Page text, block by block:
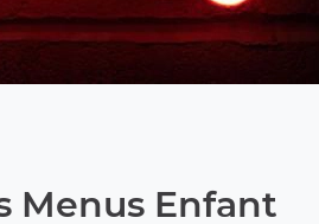
Menus Enfant